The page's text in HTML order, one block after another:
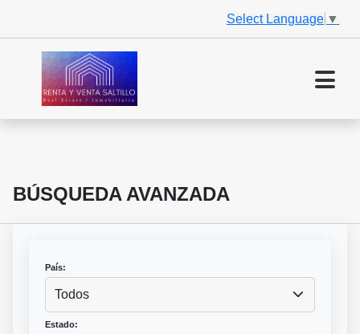
Select Language ▼
BÚSQUEDA AVANZADA
País:
Todos
Estado: